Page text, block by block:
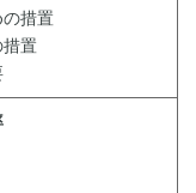
措置
置